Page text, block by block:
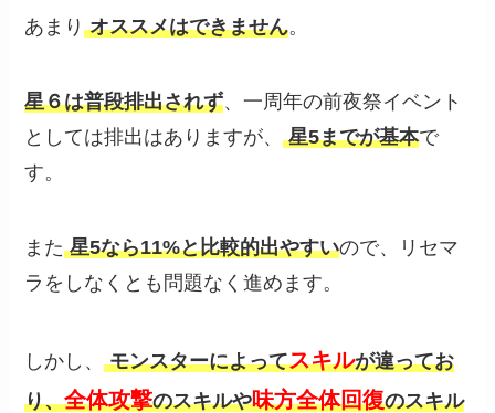
あまり オススメはできません。
星６は普段排出されず、一周年の前夜祭イベント
としては排出はありますが、 星5までが基本で
す。
また 星5なら11%と比較的出やすいので、リセマ
ラをしなくとも問題なく進めます。
しかし、 モンスターによってスキルが違ってお
り、全体攻撃のスキルや味方全体回復のスキル